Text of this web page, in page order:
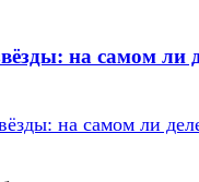
на самом ли